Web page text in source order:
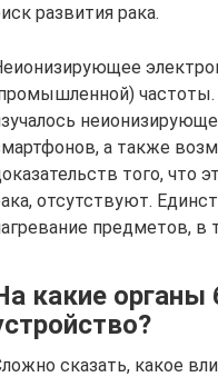
развития рака.
а также
того, что
отсутствуют.
предметов, в
какие органы
сказать, какое